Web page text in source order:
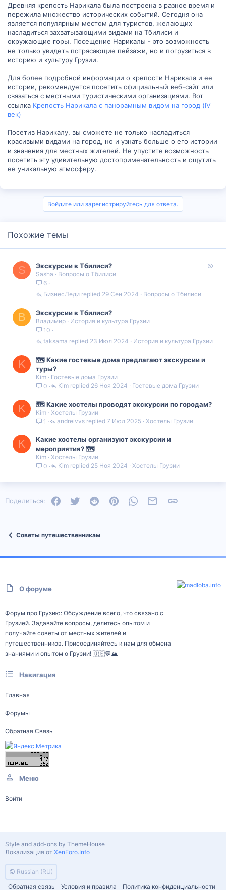
Древняя крепость Нарикала была построена в разное время и
пережила множество исторических событий. Сегодня она
является популярным местом для туристов, желающих
насладиться захватывающими видами на Тбилиси и
окружающие горы. Посещение Нарикалы - это возможность
не только увидеть потрясающие пейзажи, но и погрузиться в
историю и культуру Грузии.
Для более подробной информации о крепости Нарикала и ее
истории, рекомендуется посетить официальный веб-сайт или
связаться с местными туристическими организациями. Вот
ссылка Крепость Нарикала с панорамным видом на город (IV
век)
Посетив Нарикалу, вы сможете не только насладиться
красивыми видами на город, но и узнать больше о его истории
и значения для местных жителей. Не упустите возможность
посетить эту удивительную достопримечательность и ощутить
ее уникальную атмосферу.
Войдите или зарегистрируйтесь для ответа.
Похожие темы
S Экскурсии в Тбилиси?
Sasha
Вопросы о Тбилиси
6
Вопросы о Тбилиси
29 Сен 2024
БизнесЛеди
В Экскурсии в Тбилиси?
Владимир
История и культура Грузии
10
История и культура Грузии
23 Июл 2024
taksama
K
🗺️ Какие гостевые дома предлагают экскурсии и
туры?
Kim
Гостевые дома Грузии
0
Гостевые дома Грузии
26 Ноя 2024
Kim
K 🗺️ Какие хостелы проводят экскурсии по городам?
Kim Хостелы Грузии
1
Хостелы Грузии
7 Июл 2025
andreivvs
K
Какие хостелы организуют экскурсии и
мероприятия? 🗺️
Kim Хостелы Грузии
0
Хостелы Грузии
25 Ноя 2024
Kim
Поделиться: FacebookTwitter Reddit PinterestWhatsAppЭлектронная почта
Советы путешественникам
О форуме
Форум про Грузию: Обсуждение всего, что связано с
Грузией. Задавайте вопросы, делитесь опытом и
получайте советы от местных жителей и
путешественников. Присоединяйтесь к нам для обмена
знаниями и опытом о Грузии! 🇬🇪💬🏔️
Навигация
Главная
Форумы
Обратная Связь
Меню
Войти
Russian (RU)
Обратная связь
Условия и правила Политика конфиденциальности
Style and add-ons by ThemeHouse
Локализация от XenForo.Info